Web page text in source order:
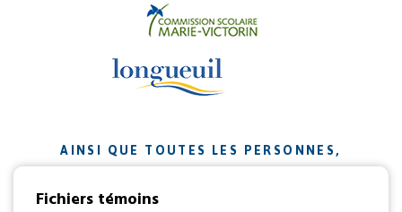
AINSI QUE TOUTES LES PERSONNES,
ORGANISMES ET ENTREPRISES QUI ONT
CONTRIBUÉ À NOTRE MISSION.
Fichiers témoins